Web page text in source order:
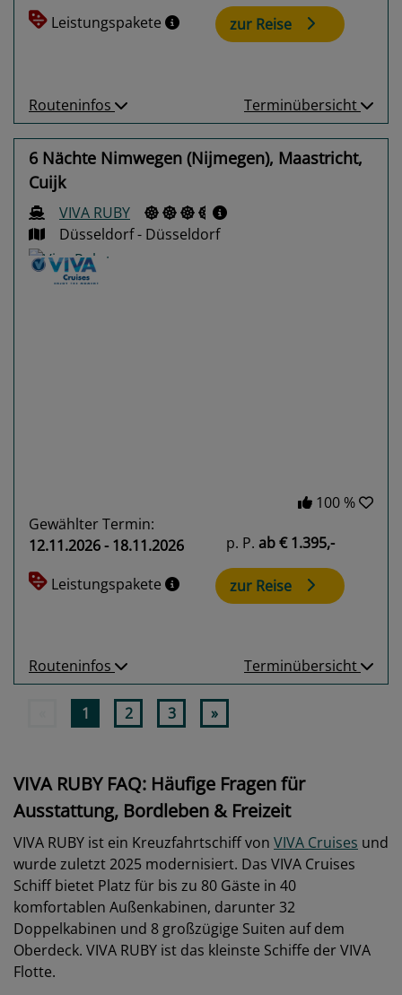
Leistungspakete zur Reise
Routeninfos Terminübersicht
6 Nächte Nimwegen (Nijmegen), Maastricht,
Cuijk
VIVA RUBY
Düsseldorf - Düsseldorf
100 %
Gewählter Termin:
12.11.2026 - 18.11.2026
Leistungspakete
p. P. ab€ 1.395,-
zur Reise
Routeninfos Terminübersicht
1 2 3 »
VIVA RUBY FAQ: Häufige Fragen für
Ausstattung, Bordleben & Freizeit
VIVA RUBY ist ein Kreuzfahrtschiff von VIVA Cruises und
wurde zuletzt 2025 modernisiert. Das VIVA Cruises
Schiff bietet Platz für bis zu 80 Gäste in 40
komfortablen Außenkabinen, darunter 32
Doppelkabinen und 8 großzügige Suiten auf dem
Oberdeck. VIVA RUBY ist das kleinste Schiffe der VIVA
Flotte.